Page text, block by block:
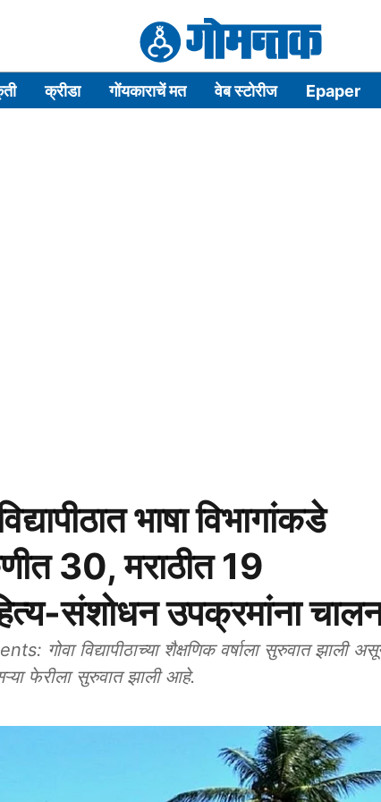
क्रीडा गोंयकाराचें मत वेब स्टोरीज Epaper
भाषा विभागांकडे
30, मराठीत 19
संशोधन उपक्रमांना
विद्यापीठाच्या शैक्षणिक वर्षाला सुरुवात झाली
फेरीला सुरुवात झाली आहे.